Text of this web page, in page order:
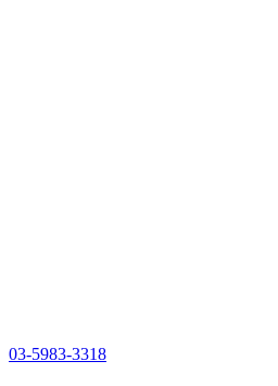
03-5983-3318